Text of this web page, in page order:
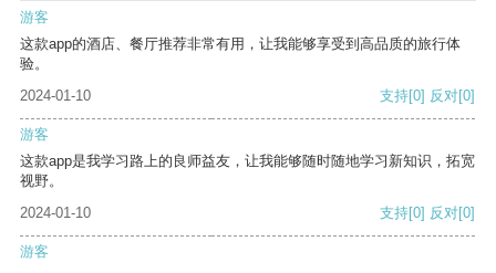
游客
这款app的酒店、餐厅推荐非常有用，让我能够享受到高品质的旅行体
验。
2024-01-10
支持[0] 反对[0]
游客
这款app是我学习路上的良师益友，让我能够随时随地学习新知识，拓宽
视野。
2024-01-10
支持[0] 反对[0]
游客